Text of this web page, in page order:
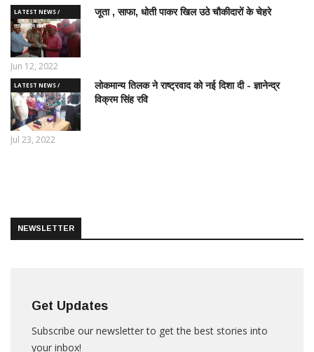
LATEST NEWS /
ताज़ातरीन खबरें
जूता , साफा, धोती पाकर खिल उठे चौकीदारों के चेहरे
Jun 12, 2022
LATEST NEWS /
ताज़ातरीन खबरें
लोकमान्य तिलक ने राष्ट्रवाद को नई दिशा दी - ज्ञानेन्द्र
विक्रम सिंह रवि
Jul 23, 2022
NEWSLETTER
Get Updates
Subscribe our newsletter to get the best stories into
your inbox!